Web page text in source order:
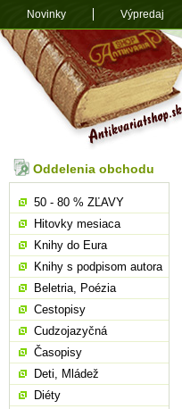
Oddelenia obchodu
50 - 80 % ZĽAVY
Hitovky mesiaca
Knihy do Eura
Knihy s podpisom autora
Beletria, Poézia
Cestopisy
Cudzojazyčná
Časopisy
Deti, Mládež
Diéty
Novinky Výpredaj